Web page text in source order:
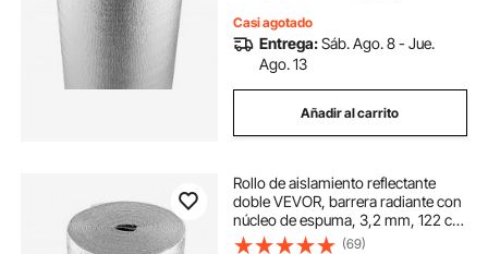
Casi agotado
Entrega:Sáb. Ago. 8 - Jue.
Ago. 13
Añadir al carrito
Rollo de aislamiento reflectante
doble VEVOR, barrera radiante con
núcleo de espuma, 3,2 mm, 122 cm
x 15,2 m, lámina de aluminio de
(69)